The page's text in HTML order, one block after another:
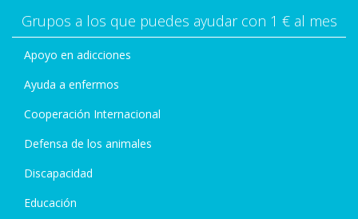
Grupos a los que puedes ayudar con 1 € al mes
Apoyo en adicciones
Ayuda a enfermos
Cooperación Internacional
Defensa de los animales
Discapacidad
Educación